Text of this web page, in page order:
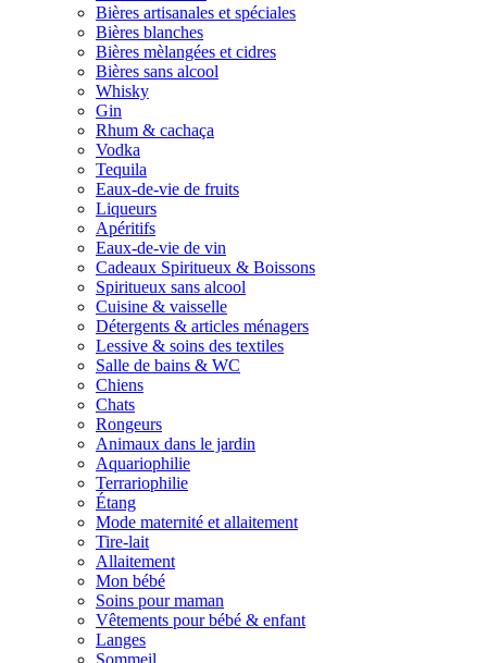
Bières artisanales et spéciales
Bières blanches
Bières mèlangées et cidres
Bières sans alcool
Whisky
Gin
Rhum & cachaça
Vodka
Tequila
Eaux-de-vie de fruits
Liqueurs
Apéritifs
Eaux-de-vie de vin
Cadeaux Spiritueux & Boissons
Spiritueux sans alcool
Cuisine & vaisselle
Détergents & articles ménagers
Lessive & soins des textiles
Salle de bains & WC
Chiens
Chats
Rongeurs
Animaux dans le jardin
Aquariophilie
Terrariophilie
Étang
Mode maternité et allaitement
Tire-lait
Allaitement
Mon bébé
Soins pour maman
Vêtements pour bébé & enfant
Langes
Sommeil